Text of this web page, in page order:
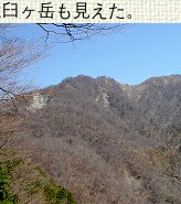
ヶ岳も見えた。